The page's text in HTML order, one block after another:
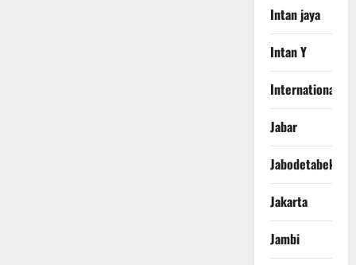
Intan jaya
Intan Y
International
Jabar
Jabodetabek
Jakarta
Jambi